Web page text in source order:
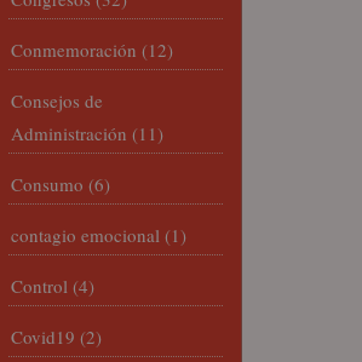
Conmemoración (12)
Consejos de
Administración (11)
Consumo (6)
contagio emocional (1)
Control (4)
Covid19 (2)